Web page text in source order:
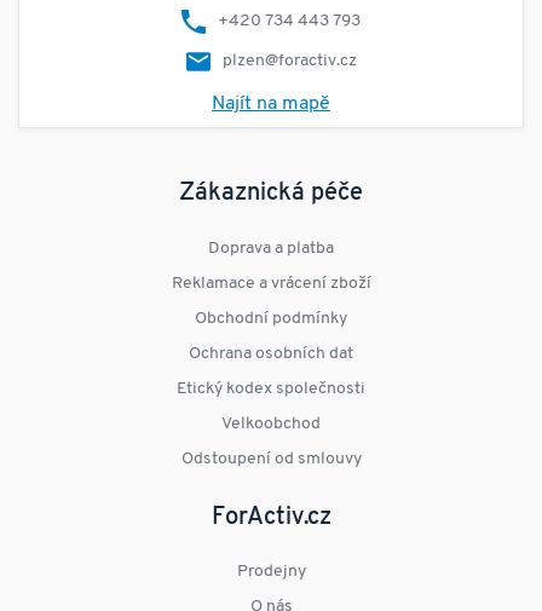
+420 734 443 793
plzen@foractiv.cz
Najít na mapě
Zákaznická péče
Doprava a platba
Reklamace a vrácení zboží
Obchodní podmínky
Ochrana osobních dat
Etický kodex společnosti
Velkoobchod
Odstoupení od smlouvy
ForActiv.cz
Prodejny
O nás